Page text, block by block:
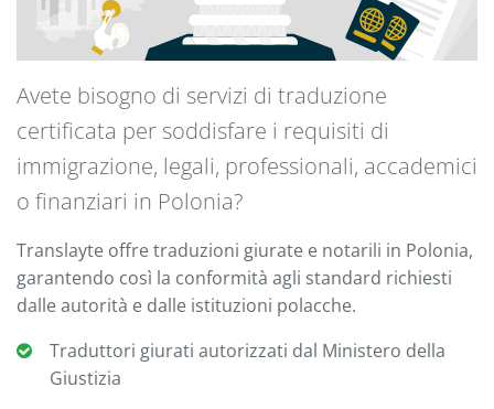
Avete bisogno di servizi di traduzione
certificata per soddisfare i requisiti di
immigrazione, legali, professionali, accademici
o finanziari in Polonia?
Translayte offre traduzioni giurate e notarili in Polonia,
garantendo così la conformità agli standard richiesti
dalle autorità e dalle istituzioni polacche.
Traduttori giurati autorizzati dal Ministero della
Giustizia